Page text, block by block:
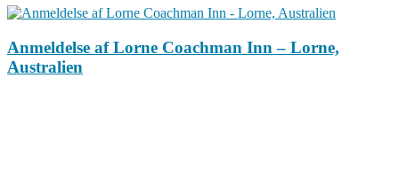
Anmeldelse af Lorne Coachman Inn – Lorne,
Australien